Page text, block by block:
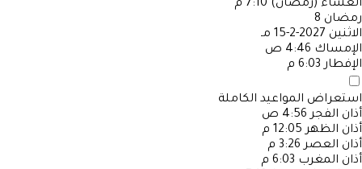
العشاء (رمضان) 7:10 م
رمضان 8
الاثنين 2027-2-15 مـ
الإمساك 4:46 ص
الإفطار 6:03 م
استعراض المواعيد الكاملة
أذان الفجر 4:56 ص
أذان الظهر 12:05 م
أذان العصر 3:26 م
أذان المغرب 6:03 م